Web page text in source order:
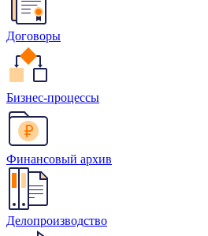
Договоры
Бизнес-процессы
Финансовый архив
Делопроизводство